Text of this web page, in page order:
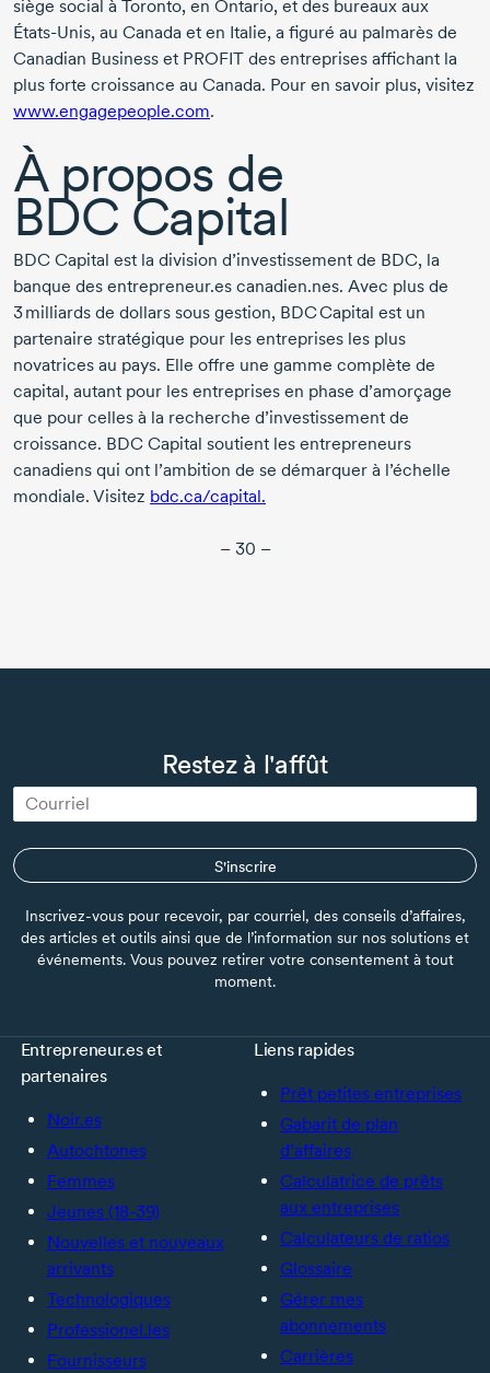
siège social à Toronto, en Ontario, et des bureaux aux
États-Unis, au Canada et en Italie, a figuré au palmarès de
Canadian Business et PROFIT des entreprises affichant la
plus forte croissance au Canada. Pour en savoir plus, visitez
www.engagepeople.com.
À propos de
BDC Capital
BDC Capital est la division d’investissement de BDC, la
banque des entrepreneur.es canadien.nes. Avec plus de
3 milliards de dollars sous gestion, BDC Capital est un
partenaire stratégique pour les entreprises les plus
novatrices au pays. Elle offre une gamme complète de
capital, autant pour les entreprises en phase d’amorçage
que pour celles à la recherche d’investissement de
croissance. BDC Capital soutient les entrepreneurs
canadiens qui ont l’ambition de se démarquer à l’échelle
mondiale. Visitez bdc.ca/capital.
– 30 –
Restez à l'affût
S'inscrire
Inscrivez-vous pour recevoir, par courriel, des conseils d’affaires,
des articles et outils ainsi que de l’information sur nos solutions et
événements. Vous pouvez retirer votre consentement à tout
moment.
Entrepreneur.es et
partenaires
Noir.es
Autochtones
Femmes
Jeunes (18-39)
Nouvelles et nouveaux
arrivants
Technologiques
Professionel.les
Fournisseurs
Liens rapides
Prêt petites entreprises
Gabarit de plan
d’affaires
Calculatrice de prêts
aux entreprises
Calculateurs de ratios
Glossaire
Gérer mes
abonnements
Carrières